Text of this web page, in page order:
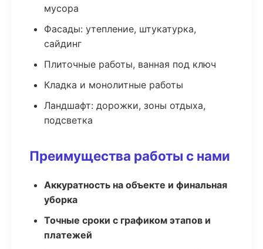
мусора
Фасады: утепление, штукатурка,
сайдинг
Плиточные работы, ванная под ключ
Кладка и монолитные работы
Ландшафт: дорожки, зоны отдыха,
подсветка
Преимущества работы с нами
Аккуратность на объекте и финальная
уборка
Точные сроки с графиком этапов и
платежей